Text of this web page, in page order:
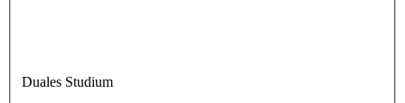
Duales Studium